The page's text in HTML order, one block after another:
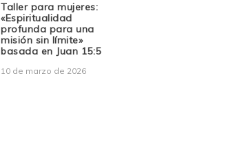
Taller para mujeres:
«Espiritualidad
profunda para una
misión sin límite»
basada en Juan 15:5
10 de marzo de 2026